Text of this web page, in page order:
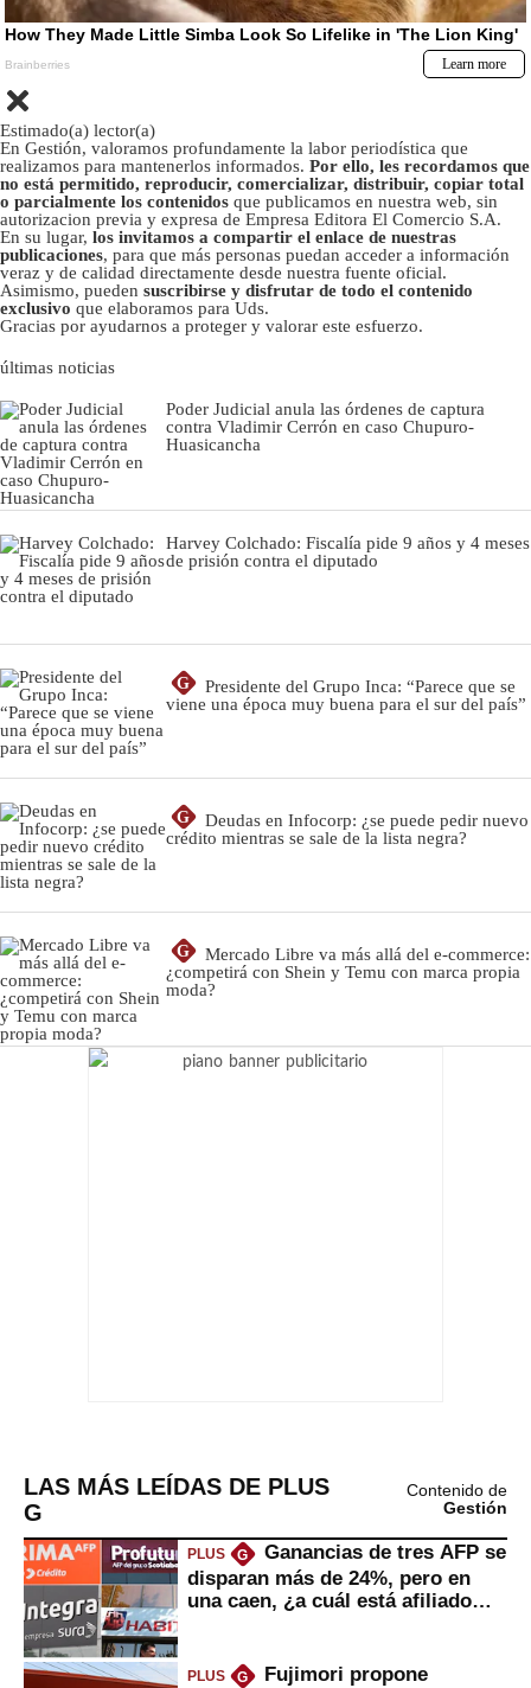
Estimado(a) lector(a)
En Gestión, valoramos profundamente la labor periodística que
realizamos para mantenerlos informados. Por ello, les recordamos que
no está permitido, reproducir, comercializar, distribuir, copiar total
o parcialmente los contenidos que publicamos en nuestra web, sin
autorizacion previa y expresa de Empresa Editora El Comercio S.A.
En su lugar, los invitamos a compartir el enlace de nuestras
publicaciones, para que más personas puedan acceder a información
veraz y de calidad directamente desde nuestra fuente oficial.
Asimismo, pueden suscribirse y disfrutar de todo el contenido
exclusivo que elaboramos para Uds.
Gracias por ayudarnos a proteger y valorar este esfuerzo.
últimas noticias
Poder Judicial anula las órdenes de captura
contra Vladimir Cerrón en caso Chupuro-
Huasicancha
Harvey Colchado: Fiscalía pide 9 años y 4 meses
de prisión contra el diputado
G
Presidente del Grupo Inca: “Parece que se
viene una época muy buena para el sur del país”
G
Deudas en Infocorp: ¿se puede pedir nuevo
crédito mientras se sale de la lista negra?
G
Mercado Libre va más allá del e-commerce:
¿competirá con Shein y Temu con marca propia
moda?
LAS MÁS LEÍDAS DE PLUS
G
Contenido de
Gestión
PLUS G
Ganancias de tres AFP se
disparan más de 24%, pero en
una caen, ¿a cuál está afiliado
PLUS G
Fujimori propone